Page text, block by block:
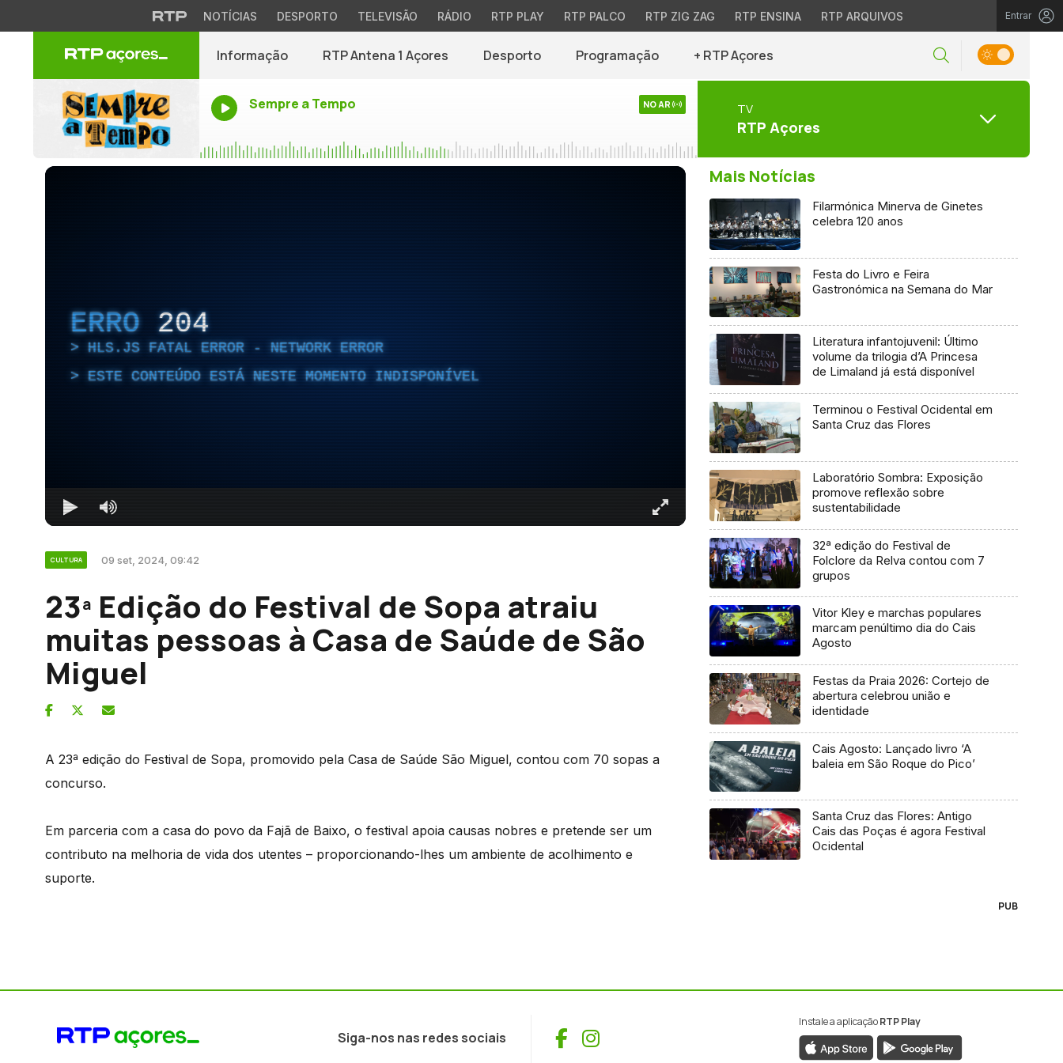
NOTÍCIAS DESPORTO TELEVISÃO RÁDIO RTP PLAY RTP PALCO RTP ZIG ZAG RTP ENSINA RTP ARQUIVOS Entrar
Informação RTP Antena 1 Açores Desporto Programação + RTP Açores
Sempre a Tempo NO AR TV
RTP Açores
ERRO 204
HLS.JS FATAL ERROR - NETWORK ERROR
ESTE CONTEÚDO ESTÁ NESTE MOMENTO INDISPONÍVEL
CULTURA 09 set, 2024, 09:42
23ª Edição do Festival de Sopa atraiu
muitas pessoas à Casa de Saúde de São
Miguel
A 23ª edição do Festival de Sopa, promovido pela Casa de Saúde São Miguel, contou com 70 sopas a
concurso.
Em parceria com a casa do povo da Fajã de Baixo, o festival apoia causas nobres e pretende ser um
contributo na melhoria de vida dos utentes – proporcionando-lhes um ambiente de acolhimento e
suporte.
Mais Notícias
Filarmónica Minerva de Ginetes
celebra 120 anos
Festa do Livro e Feira
Gastronómica na Semana do Mar
Literatura infantojuvenil: Último
volume da trilogia d’A Princesa
de Limaland já está disponível
Terminou o Festival Ocidental em
Santa Cruz das Flores
Laboratório Sombra: Exposição
promove reflexão sobre
sustentabilidade
32ª edição do Festival de
Folclore da Relva contou com 7
grupos
Vitor Kley e marchas populares
marcam penúltimo dia do Cais
Agosto
Festas da Praia 2026: Cortejo de
abertura celebrou união e
identidade
Cais Agosto: Lançado livro ‘A
baleia em São Roque do Pico’
Santa Cruz das Flores: Antigo
Cais das Poças é agora Festival
Ocidental
PUB
Siga-nos nas redes sociais Facebook
Instagram
Instale a aplicaçãoRTP Play